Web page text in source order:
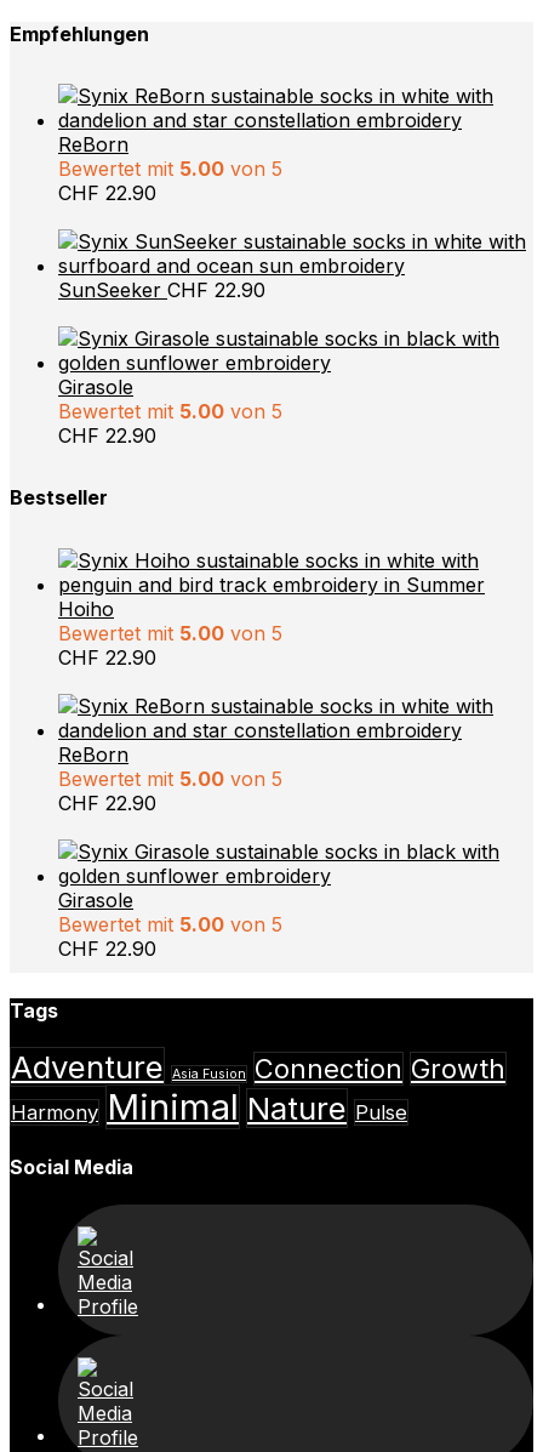
Empfehlungen
ReBorn
Bewertet mit 5.00 von 5
CHF 22.90
SunSeeker CHF 22.90
Girasole
Bewertet mit 5.00 von 5
CHF 22.90
Bestseller
Hoiho
Bewertet mit 5.00 von 5
CHF 22.90
ReBorn
Bewertet mit 5.00 von 5
CHF 22.90
Girasole
Bewertet mit 5.00 von 5
CHF 22.90
Tags
Adventure Asia Fusion Connection Growth
Harmony Minimal Nature Pulse
Social Media